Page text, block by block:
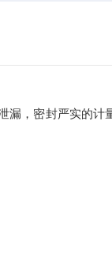
漏，密封严实的计